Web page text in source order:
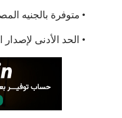
• متوفرة بالجنيه
• الحد الأدنى لإصدار